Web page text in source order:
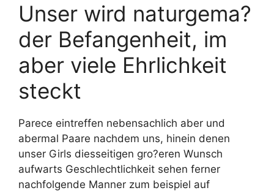
Unser wird naturgema?
der Befangenheit, im
aber viele Ehrlichkeit
steckt
Parece eintreffen nebensachlich aber und
abermal Paare nachdem uns, hinein denen
unser Girls diesseitigen gro?eren Wunsch
aufwarts Geschlechtlichkeit sehen ferner
nachfolgende Manner zum beispiel auf